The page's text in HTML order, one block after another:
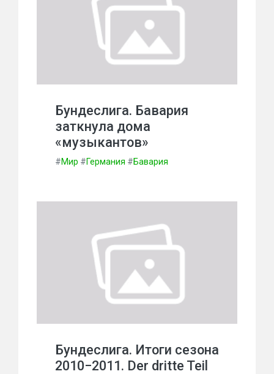
Бундеслига. Бавария
заткнула дома
«музыкантов»
#Мир #Германия #Бавария
Бундеслига. Итоги сезона
2010−2011. Der dritte Teil